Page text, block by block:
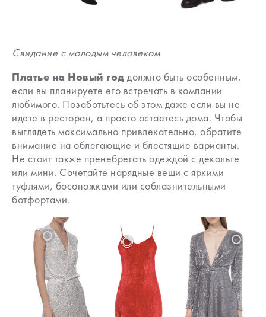
Свидание с молодым человеком
Платье на Новый год должно быть особенным,
если вы планируете его встречать в компании
любимого. Позаботьтесь об этом даже если вы не
идете в ресторан, а просто остаетесь дома. Чтобы
выглядеть максимально привлекательно, обратите
внимание на облегающие и блестящие варианты.
Не стоит также пренебрегать одеждой с декольте
или мини. Сочетайте нарядные вещи с яркими
туфлями, босоножками или соблазнительными
ботфортами.